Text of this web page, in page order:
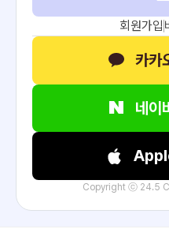
회원가입
카카
네이
Copyright ⓒ 24.5